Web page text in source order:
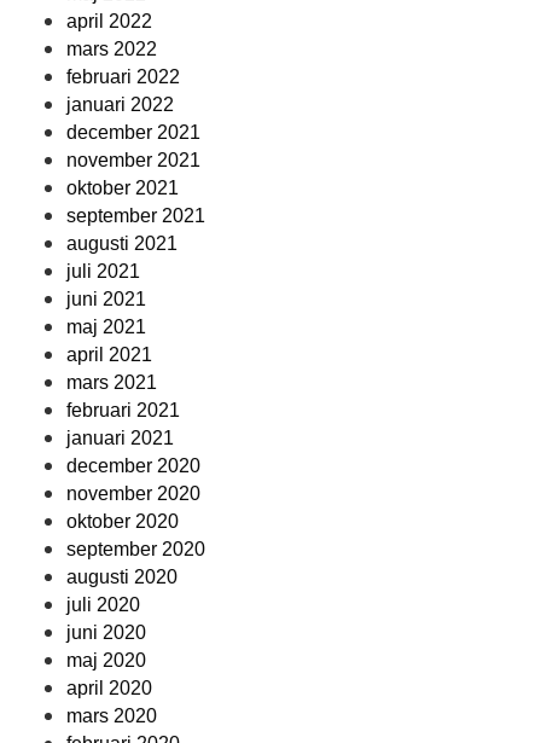
april 2022
mars 2022
februari 2022
januari 2022
december 2021
november 2021
oktober 2021
september 2021
augusti 2021
juli 2021
juni 2021
maj 2021
april 2021
mars 2021
februari 2021
januari 2021
december 2020
november 2020
oktober 2020
september 2020
augusti 2020
juli 2020
juni 2020
maj 2020
april 2020
mars 2020